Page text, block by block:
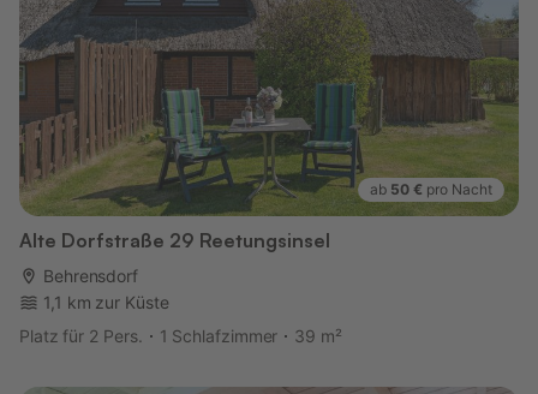
ab 50 € pro Nacht
Alte Dorfstraße 29 Reetungsinsel
Behrensdorf
1,1 km zur Küste
Platz für 2 Pers.
1 Schlafzimmer 39 m²